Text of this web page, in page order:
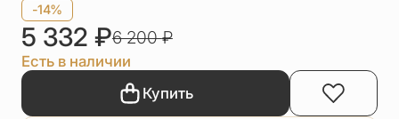
-14%
5 332 ₽6 200₽
Есть в наличии
Купить